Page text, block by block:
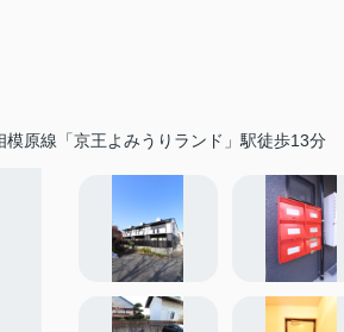
模原線「京王よみうりランド」駅徒歩13分